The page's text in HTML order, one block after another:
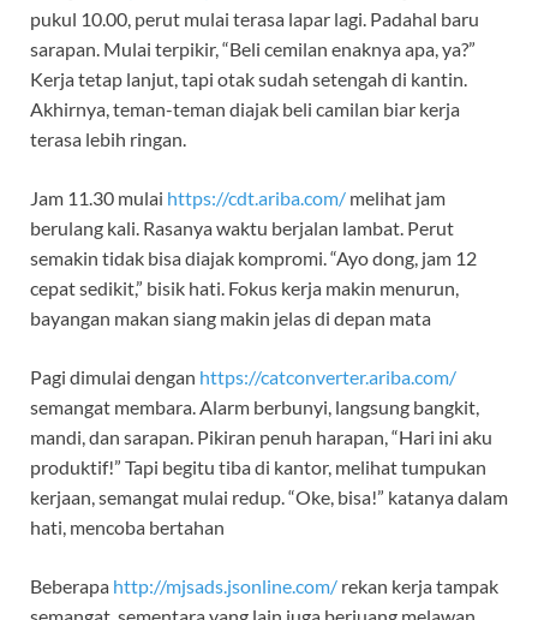
pukul 10.00, perut mulai terasa lapar lagi. Padahal baru
sarapan. Mulai terpikir, “Beli cemilan enaknya apa, ya?”
Kerja tetap lanjut, tapi otak sudah setengah di kantin.
Akhirnya, teman-teman diajak beli camilan biar kerja
terasa lebih ringan.
Jam 11.30 mulai https://cdt.ariba.com/ melihat jam
berulang kali. Rasanya waktu berjalan lambat. Perut
semakin tidak bisa diajak kompromi. “Ayo dong, jam 12
cepat sedikit,” bisik hati. Fokus kerja makin menurun,
bayangan makan siang makin jelas di depan mata
Pagi dimulai dengan https://catconverter.ariba.com/
semangat membara. Alarm berbunyi, langsung bangkit,
mandi, dan sarapan. Pikiran penuh harapan, “Hari ini aku
produktif!” Tapi begitu tiba di kantor, melihat tumpukan
kerjaan, semangat mulai redup. “Oke, bisa!” katanya dalam
hati, mencoba bertahan
Beberapa http://mjsads.jsonline.com/ rekan kerja tampak